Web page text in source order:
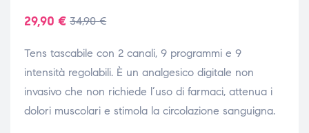
34,90€
29,90 €
Tens tascabile con 2 canali, 9 programmi e 9
intensità regolabili. È un analgesico digitale non
invasivo che non richiede l’uso di farmaci, attenua i
dolori muscolari e stimola la circolazione sanguigna.